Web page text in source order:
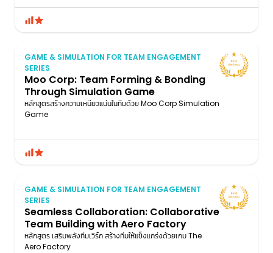
GAME & SIMULATION FOR TEAM ENGAGEMENT
SERIES
Moo Corp: Team Forming & Bonding
Through Simulation Game
หลักสูตรสร้างความเหนียวแน่นในทีมด้วย Moo Corp Simulation
Game
GAME & SIMULATION FOR TEAM ENGAGEMENT
SERIES
Seamless Collaboration: Collaborative
Team Building with Aero Factory
หลักสูตร เสริมพลังทีมเวิร์ก สร้างทีมให้แข็งแกร่งด้วยเกม The
Aero Factory